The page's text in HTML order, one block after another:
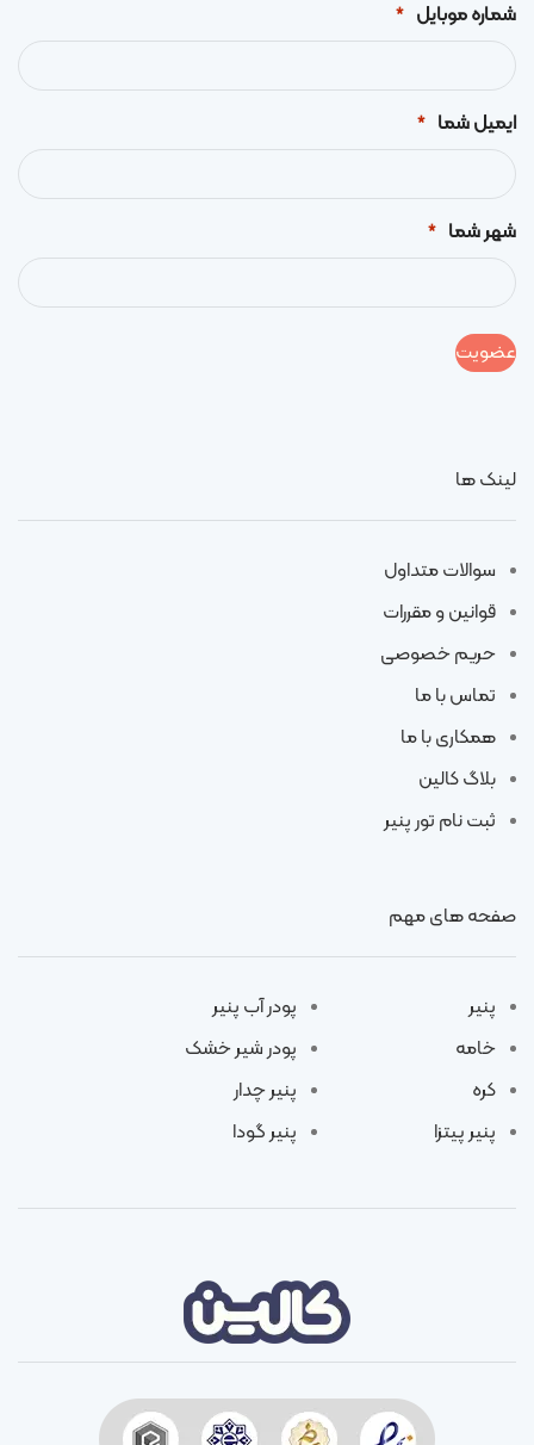
شماره موبایل *
ایمیل شما *
شهر شما *
لینک ها
سوالات متداول
قوانین و مقررات
حریم خصوصی
تماس با ما
همکاری با ما
بلاگ کالین
ثبت نام تور پنیر
صفحه های مهم
پنیر
خامه
کره
پنیر پیتزا
پودر آب پنیر
پودر شیر خشک
پنیر چدار
پنیر گودا